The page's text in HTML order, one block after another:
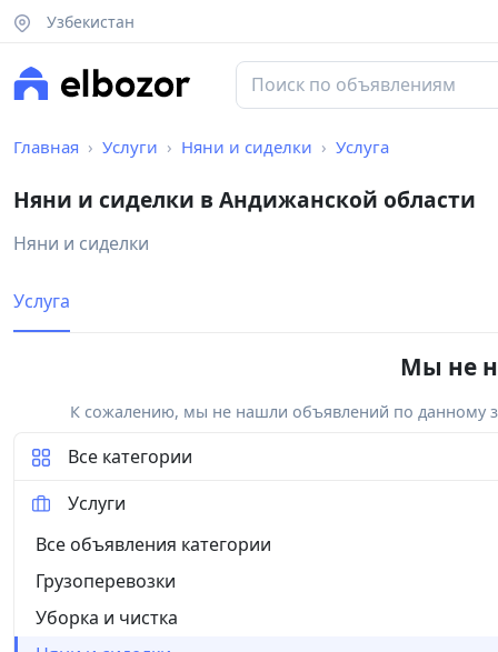
Узбекистан
Главная Услуги Няни и сиделки Услуга
Няни и сиделки в Андижанской области
Няни и сиделки
Услуга
Мы не
К сожалению, мы не нашли объявлений по данному
Все категории
Услуги
Все объявления категории
Грузоперевозки
Уборка и чистка